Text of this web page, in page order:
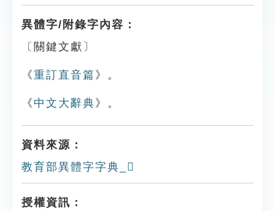
異體字/附錄字內容：
〔關鍵文獻〕
《重訂直音篇 》。
《 中文大辭典 》。
資料來源：
教育部異體字字典_𧞁
授權資訊：